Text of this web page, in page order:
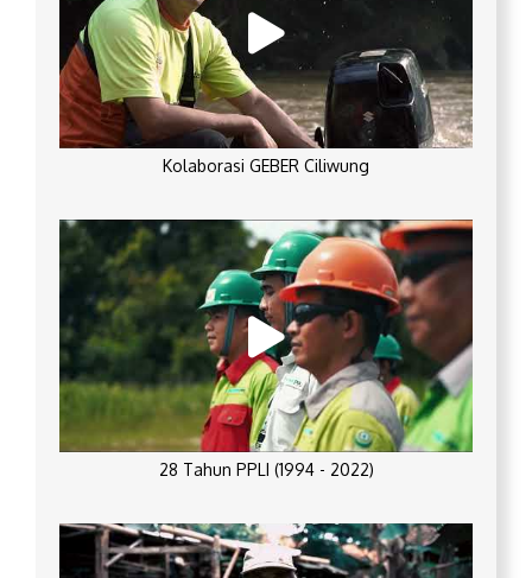
Kolaborasi GEBER Ciliwung
28 Tahun PPLI (1994 - 2022)